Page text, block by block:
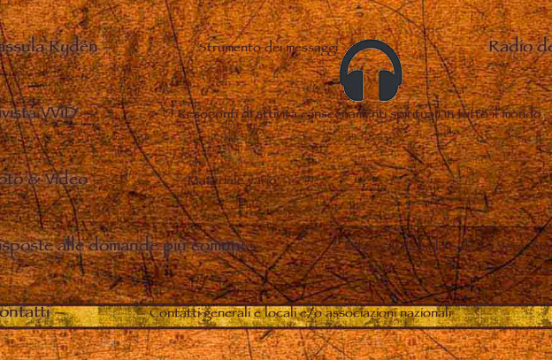
Rydén– Strumento dei messaggi Radio
VViD– Resoconti di attività e insegnamenti spirituali in tutto il mondo
& Video– Materiale vario
alle domande più comuni– Difesa di Vassula e de La Vera
– Contatti generali e locali e/o associazioni nazionali